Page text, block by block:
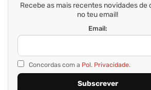
Recebe as mais recentes novidades de
no teu email!
Email:
Concordas com a Pol. Privacidade.